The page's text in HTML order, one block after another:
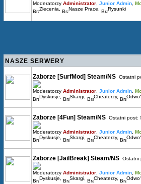
Moderatorzy Administrator Junior Admin
Zlecenia
Nasze Prace Rysunki
NASZE SERWERY
Zaborze [SurfMod] Steam/NS Ostatni
Moderatorzy Administrator Junior Admin
Dyskusje
Skargi Cheaterzy,
Zaborze [4Fun] Steam/NS Ostatni post:
Moderatorzy Administrator Junior Admin
Dyskusje
Skargi Cheaterzy,
Zaborze [JailBreak] Steam/NS Ostatni
Moderatorzy Administrator Junior Admin
Dyskusje
Skargi Cheaterzy,